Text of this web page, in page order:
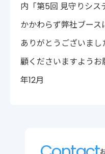
プライバシーポリシー
免責事項
各種サービス利用規約
内「第5回 見守りシス
かかわらず弊社ブー
ありがとうございま
顧くださいますよう
年12月